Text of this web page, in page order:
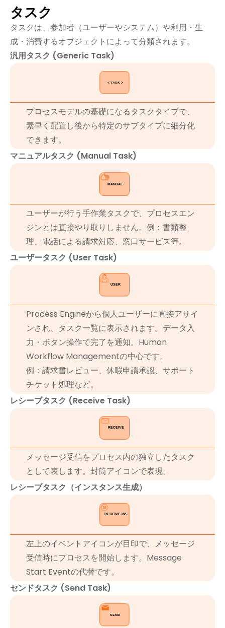
タスク
タスクは、参加者（ユーザーやシステム）や利用・生
成・消費するオブジェクトによって分類されます。
汎用タスク (Generic Task)
プロセスモデルの基礎になるタスクタイプで、
素早く配置し後から特定のサブタイプに細分化
できます。
マニュアルタスク (Manual Task)
ユーザーが行う手作業タスクで、プロセスエン
ジンとは直接やり取りしません。例：書類整
理、電話による請求対応、窓口サービス等。
ユーザータスク (User Task)
Process Engineから個人ユーザーに直接アサイ
ンされ、タスク一覧に表示されます。データ入
力・ボタン操作で完了を通知。Human
Workflow Managementの中心です。
例：請求書レビュー、休暇申請承認、サポート
チケット処理など。
レシーブタスク (Receive Task)
メッセージ受信をプロセス内の独立したタスク
として表します。封筒アイコンで表現。
レシーブタスク（インスタンス生成）
左上のイベントアイコンが目印で、メッセージ
受信時にプロセスを開始します。Message
Start Eventの代替です。
センドタスク (Send Task)